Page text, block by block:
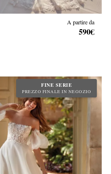
A partire da
590€
FINE SERIE
PREZZO FINALE IN NEGOZIO